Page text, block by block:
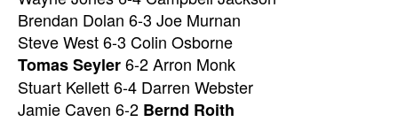
Brendan Dolan 6-3 Joe Murnan
Steve West 6-3 Colin Osborne
Tomas Seyler6-2 Arron Monk
Stuart Kellett 6-4 Darren Webster
Jamie Caven 6-2 Bernd Roith